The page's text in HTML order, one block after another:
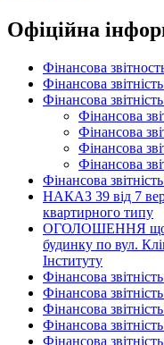
Офіційна
Фінансова
Фінансова
Фінансова
Фінансова
Фінансова
Фінансова
Фінансова
Фінансова
НАКАЗ 39 від 7
квартирного типу
ОГОЛОШЕННЯ щодо
будинку по вул.
Інституту
Фінансова
Фінансова
Фінансова
Фінансова
Фінансова